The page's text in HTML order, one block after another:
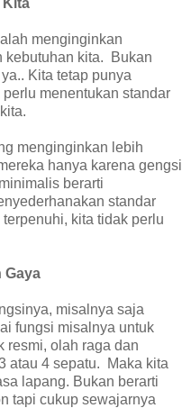
menginginkan
kebutuhan kita. Bukan
Kita tetap punya
menentukan standar
menginginkan lebih
hanya karena gengsi
berarti
standar
kita tidak perlu
Gaya
misalnya saja
fungsi misalnya untuk
resmi, olah raga dan
atau 4 sepatu. Maka kita
lapang. Bukan berarti
tapi cukup sewajarnya